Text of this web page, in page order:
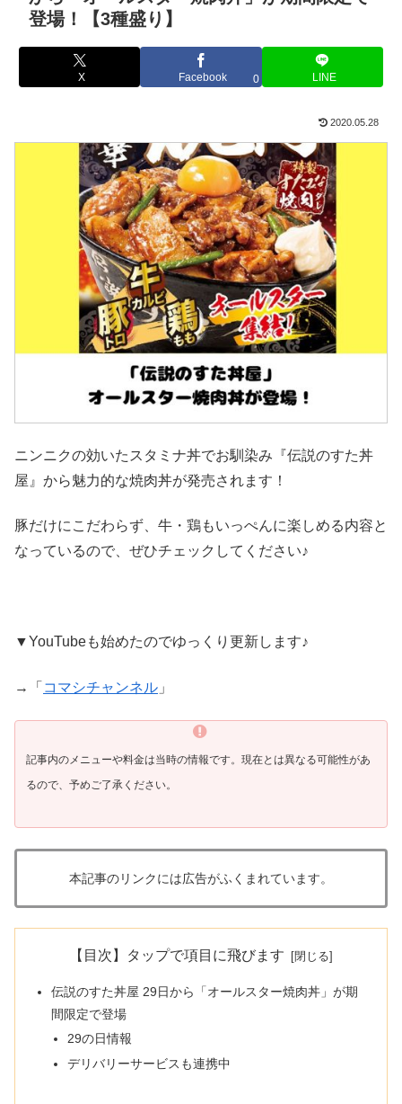
登場！【3種盛り】
X Facebook 0 LINE
2020.05.28
ニンニクの効いたスタミナ丼でお馴染み『伝説のすた丼
屋』から魅力的な焼肉丼が発売されます！
豚だけにこだわらず、牛・鶏もいっぺんに楽しめる内容と
なっているので、ぜひチェックしてください♪
▼YouTubeも始めたのでゆっくり更新します♪
→「 コマシチャンネル 」
記事内のメニューや料金は当時の情報です。 現在とは異なる可能性があ
るので、予めご了承ください。
本記事のリンクには広告がふくまれています。
【目次】タップで項目に飛びます
伝説のすた丼屋 29日から「オールスター焼肉丼」が期
間限定で登場
29の日情報
デリバリーサービスも連携中